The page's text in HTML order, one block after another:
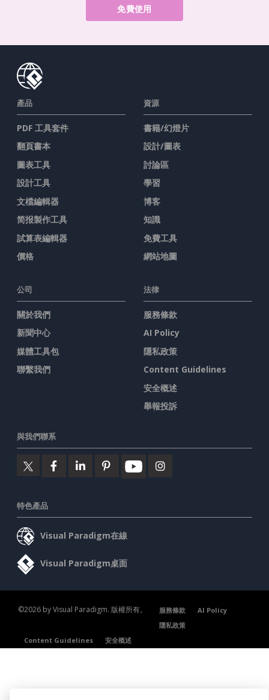
免費使用
產品
PDF 工具套件
翻頁書本
圖表工具
設計工具
文檔編輯器
简报製作工具
試算表編輯器
價格
資源
書籍/幻燈片
設計/圖表
討論區
學習
博客
知識
免費工具
網站地圖
公司
關於我們
新聞中心
媒體工具包
聯繫我們
法律
服務條款
AI Policy
隱私政策
Content Guidelines
安全概述
舉報投訴
與我們聯系
特色產品
Visual Paradigm在線
Visual Paradigm桌面
©2026 by Visual Paradigm. 版權所有。 服務條款
AI Policy
隱私政策
Content Guidelines
安全概述